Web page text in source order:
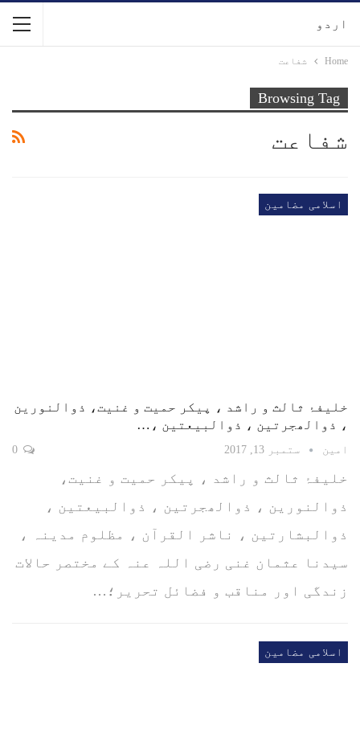
اردو
Home شفاعت
Browsing Tag
شفاعت
اسلامی مضامین
‎خلیفۂ ثالث و راشد ، پیکر حمیت و غنیت، ذوالنورین
، ذوالھجرتین ، ذوالبیعتین ،…
امین ستمبر 13, 2017
‎خلیفۂ ثالث و راشد ، پیکر حمیت و غنیت،
ذوالنورین ، ذوالھجرتین ، ذوالبیعتین ،
ذوالبشارتین ، ناشر القرآن ، مظلوم مدینہ ،
سیدنا عثمان غنی رضی اللہ عنہ کے مختصر حالات
زندگی اور مناقب و فضائل تحریر؛…
اسلامی مضامین